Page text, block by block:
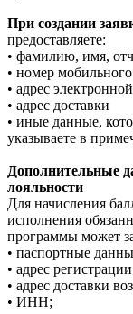
При создании
предоставляете:
• фамилию, имя,
• номер
• адрес
• адрес доставки
• иные данные,
указываете в
Дополнительные
лояльности
Для начисления
исполнения
программы может
• паспортные
• адрес
• адрес доставки
• ИНН;